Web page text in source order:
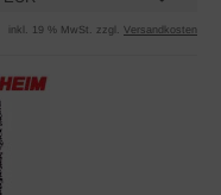
inkl. 19 % MwSt. zzgl. Versandkosten